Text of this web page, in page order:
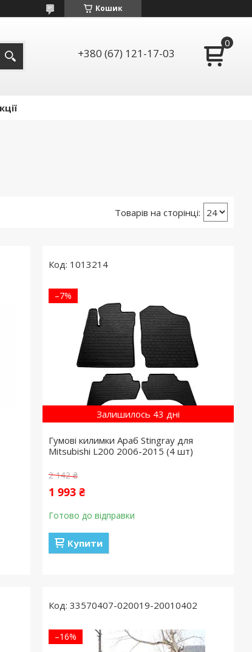
Кошик
+380 (67) 121-17-03
1013214
Залишилось 43 дні
–7%
Гумові килимки Араб Stingray для
Mitsubishi L200 2006-2015 (4 шт)
2 142 ₴
1 993 ₴
Готово до відправки
Купити
33570407-020019-20010402
–16%